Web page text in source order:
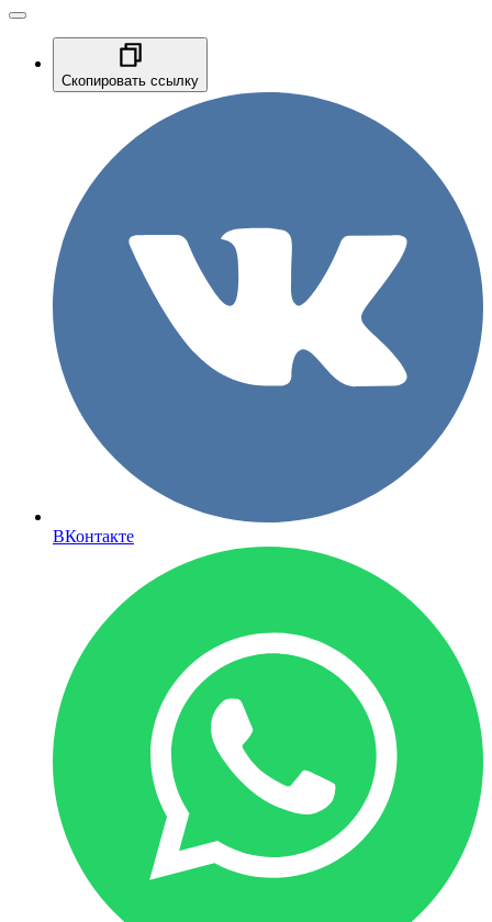
Скопировать ссылку
ВКонтакте